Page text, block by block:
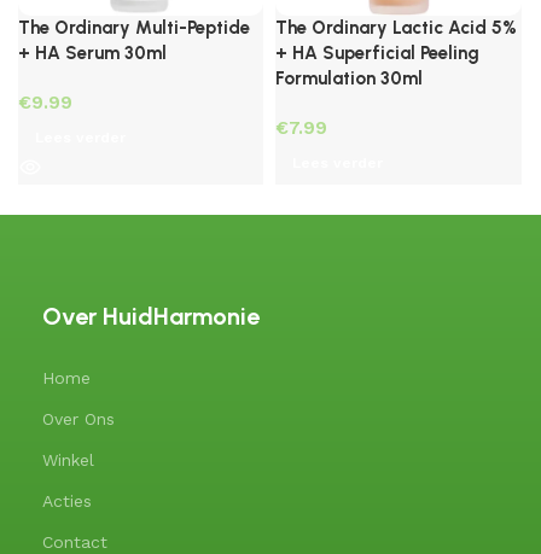
The Ordinary Multi-Peptide
+ HA Serum 30ml
€
The Ordinary Lactic Acid 5%
+ HA Superficial Peeling
Formulation 30ml
€
Over HuidHarmonie
Home
Over Ons
Winkel
Acties
Contact